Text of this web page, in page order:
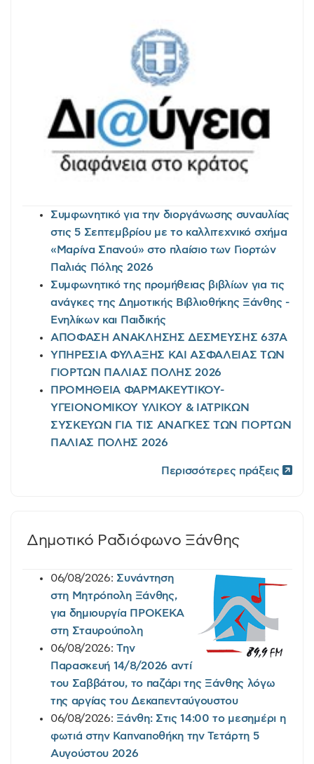
Συμφωνητικό για την διοργάνωσης συναυλίας
στις 5 Σεπτεμβρίου με το καλλιτεχνικό σχήμα
«Μαρίνα Σπανού» στο πλαίσιο των Γιορτών
Παλιάς Πόλης 2026
Συμφωνητικό της προμήθειας βιβλίων για τις
ανάγκες της Δημοτικής Βιβλιοθήκης Ξάνθης -
Ενηλίκων και Παιδικής
ΑΠΟΦΑΣΗ ΑΝΑΚΛΗΣΗΣ ΔΕΣΜΕΥΣΗΣ 637Α
ΥΠΗΡΕΣΙΑ ΦΥΛΑΞΗΣ ΚΑΙ ΑΣΦΑΛΕΙΑΣ ΤΩΝ
ΓΙΟΡΤΩΝ ΠΑΛΙΑΣ ΠΟΛΗΣ 2026
ΠΡΟΜΗΘΕΙΑ ΦΑΡΜΑΚΕΥΤΙΚΟΥ-
ΥΓΕΙΟΝΟΜΙΚΟΥ ΥΛΙΚΟΥ & ΙΑΤΡΙΚΩΝ
ΣΥΣΚΕΥΩΝ ΓΙΑ ΤΙΣ ΑΝΑΓΚΕΣ ΤΩΝ ΓΙΟΡΤΩΝ
ΠΑΛΙΑΣ ΠΟΛΗΣ 2026
Περισσότερες πράξεις
Δημοτικό Ραδιόφωνο Ξάνθης
06/08/2026: Συνάντηση
στη Μητρόπολη Ξάνθης,
για δημιουργία ΠΡΟΚΕΚΑ
στη Σταυρούπολη
06/08/2026:Την
Παρασκευή 14/8/2026 αντί
του Σαββάτου, το παζάρι της Ξάνθης λόγω
της αργίας του Δεκαπενταύγουστου
06/08/2026: Ξάνθη: Στις 14:00 το μεσημέρι η
φωτιά στην Καπναποθήκη την Τετάρτη 5
Αυγούστου 2026